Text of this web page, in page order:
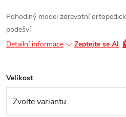
Pohodlný model zdravotní
podešví
Detailní informace
Zeptejte se AI
Velikost